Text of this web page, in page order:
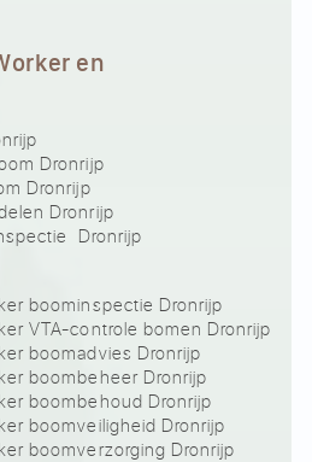
en
Dronrijp
Dronrijp
Dronrijp
Dronrijp
boominspectie Dronrijp
VTA-controle bomen Dronrijp
boomadvies Dronrijp
boombeheer Dronrijp
boombehoud Dronrijp
boomveiligheid Dronrijp
boomverzorging Dronrijp